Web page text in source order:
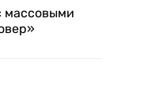
массовыми